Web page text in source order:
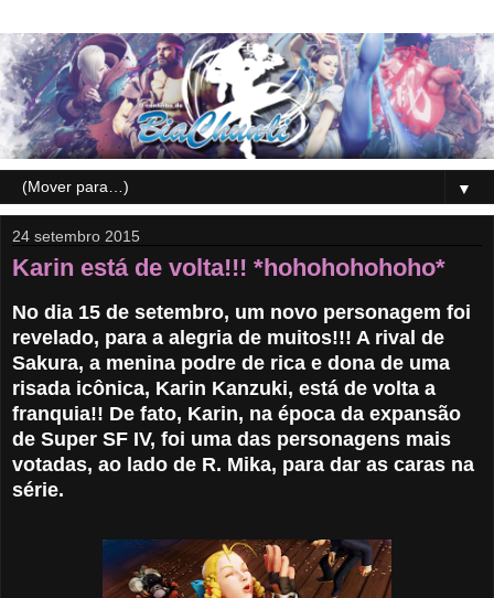
▼
24 setembro 2015
Karin está de volta!!! *hohohohohoho*
No dia 15 de setembro, um novo personagem foi
revelado, para a alegria de muitos!!! A rival de
Sakura, a menina podre de rica e dona de uma
risada icônica, Karin Kanzuki, está de volta a
franquia!! De fato, Karin, na época da expansão
de Super SF IV, foi uma das personagens mais
votadas, ao lado de R. Mika, para dar as caras na
série.